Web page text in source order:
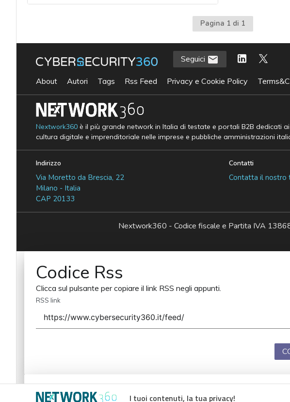
Pagina 1 di 1
I tuoi contenuti, la tua privacy!
Seguici
About Autori Tags Rss Feed Privacy e Cookie Policy
Nextwork360è il più grande network in Italia di testate e portali B2B dedicati
cultura digitale e imprenditoriale nelle imprese e pubbliche amministrazioni
Indirizzo
Via Moretto da Brescia, 22
Milano - Italia
CAP 20133
Contatti
Contatta il nostro
Nextwork360 - Codice fiscale e Partita IVA
Codice Rss
Clicca sul pulsante per copiare il link RSS negli appunti.
RSS link
Codice Rss